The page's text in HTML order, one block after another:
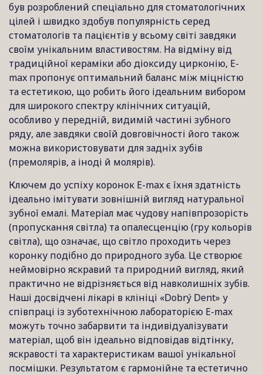
був розроблений спеціально для стоматологічних
цілей і швидко здобув популярність серед
стоматологів та пацієнтів у всьому світі завдяки
своїм унікальним властивостям. На відміну від
традиційної кераміки або діоксиду цирконію, E-
max пропонує оптимальний баланс між міцністю
та естетикою, що робить його ідеальним вибором
для широкого спектру клінічних ситуацій,
особливо у передній, видимій частині зубного
ряду, але завдяки своїй довговічності його також
можна використовувати для задніх зубів
(премолярів, а іноді й молярів).
Ключем до успіху коронок E-max є їхня здатність
ідеально імітувати зовнішній вигляд натуральної
зубної емалі. Матеріал має чудову напівпрозорість
(пропускання світла) та опалесценцію (гру кольорів
світла), що означає, що світло проходить через
коронку подібно до природного зуба. Це створює
неймовірно яскравий та природний вигляд, який
практично не відрізняється від навколишніх зубів.
Наші досвідчені лікарі в клініці «Dobrý Dent» у
співпраці із зуботехнічною лабораторією E-max
можуть точно забарвити та індивідуалізувати
матеріал, щоб він ідеально відповідав відтінку,
яскравості та характеристикам вашої унікальної
посмішки. Результатом є гармонійне та естетично